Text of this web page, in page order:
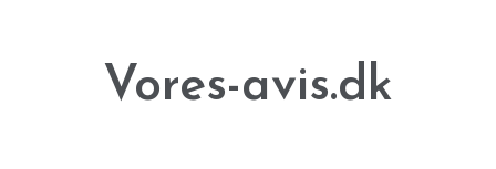
Vores-avis.dk